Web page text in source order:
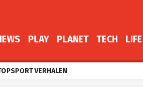
PLAY PLANET TECH LIFE
VERHALEN